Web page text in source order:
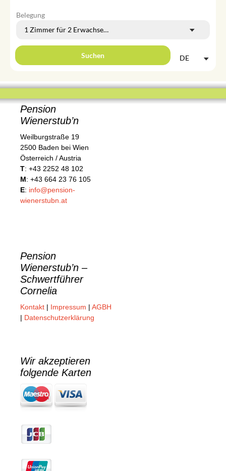
Belegung
1 Zimmerfür 2 Erwachsene
Suchen DE
Pension
Wienerstub’n
Weilburgstraße 19
2500 Baden bei Wien
Österreich / Austria
T: +43 2252 48 102
M: +43 664 23 76 105
E: info@pension-
wienerstubn.at
Pension
Wienerstub’n –
Schwertführer
Cornelia
Kontakt | Impressum | AGBH
| Datenschutzerklärung
Wir akzeptieren
folgende Karten